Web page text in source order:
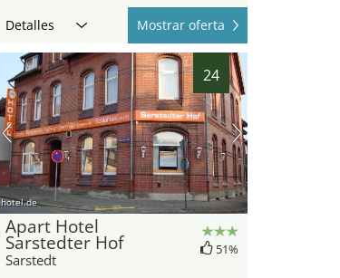
Detalles Mostrar oferta
24
hotel.de
Apart Hotel
Sarstedter Hof
Sarstedt
51%